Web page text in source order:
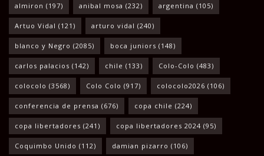
almiron (197) anibal mosa (232) argentina (105)
Artuo Vidal (121) arturo vidal (240)
blanco y Negro (2085) boca juniors (148)
carlos palacios (142) chile (133) Colo-Colo (483)
colocolo (3568) Colo Colo (917) colocolo2026 (106)
conferencia de prensa (676) copa chile (224)
copa libertadores (241) copa libertadores 2024 (95)
Coquimbo Unido (112) damian pizarro (106)